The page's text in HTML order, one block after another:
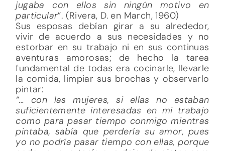
jugaba con ellos sin ningún motivo en
particular”. (Rivera, D. en March, 1960)
Sus esposas debían girar a su alrededor,
vivir de acuerdo a sus necesidades y no
estorbar en su trabajo ni en sus continuas
aventuras amorosas; de hecho la tarea
fundamental de todas era cocinarle, llevarle
la comida, limpiar sus brochas y observarlo
pintar:
“… con las mujeres, si ellas no estaban
suficientemente interesadas en mi trabajo
como para pasar tiempo conmigo mientras
pintaba, sabía que perdería su amor, pues
yo no podría pasar tiempo con ellas, porque